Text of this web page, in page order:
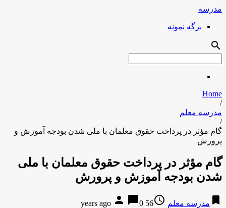
مدرسه
برگه نمونه
search
Home
/
مدرسه معلم
/
گام مؤثر در پرداخت حقوق معلمان با ملی شدن بودجه آموزش و
پرورش
گام مؤثر در پرداخت حقوق معلمان با ملی
شدن بودجه آموزش و پرورش
bookmark مدرسه معلم access_time
56 years ago
person chat_bubble0